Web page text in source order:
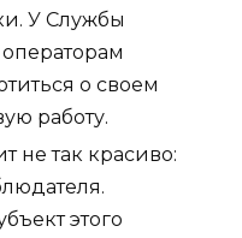
У Службы
о своем
работу.
не так красиво:
этого